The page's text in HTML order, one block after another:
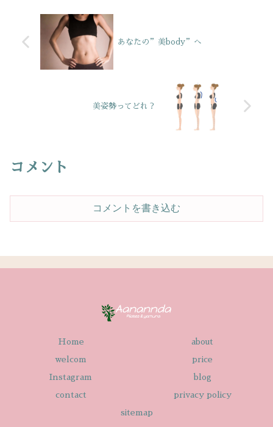
あなたの”美body”へ
美姿勢ってどれ？
コメント
コメントを書き込む
Home about
welcom price
Instagram blog
contact privacy policy
sitemap